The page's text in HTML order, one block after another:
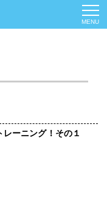
MENU
ーニング！その１